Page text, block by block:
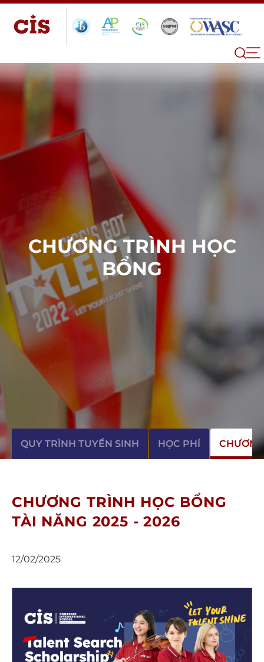
CHƯƠNG TRÌNH HỌC
BỔNG
QUY TRÌNH TUYỂN SINH HỌC PHÍ
CHƯƠNG TRÌNH HỌC BỔNG
TÀI NĂNG 2025 - 2026
12/02/2025